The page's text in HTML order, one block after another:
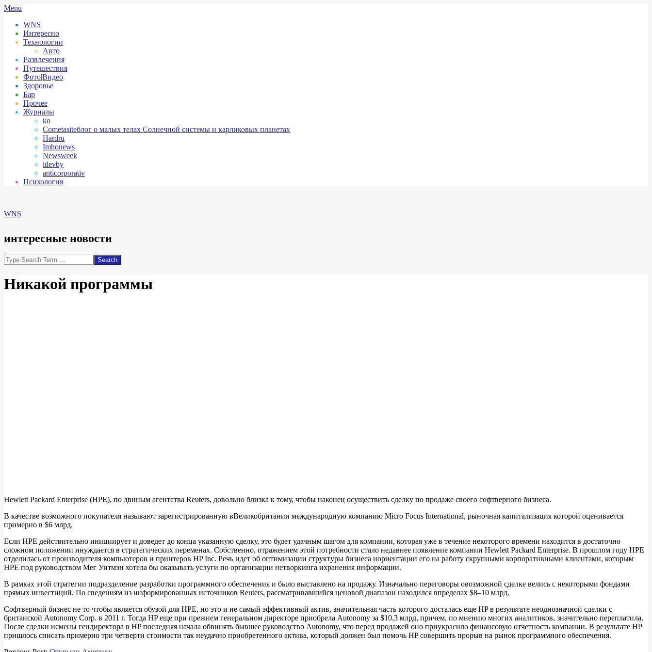
Skip
content
Secondary
Menu
Menu
WNS
Интересно
Технологии
Авто
Развлечения
Путешествия
Фото|Видео
Здоровье
Бар
Прочее
Журналы
ko
Cometasiteблог о малых телах Солнечной системы и карликовых планетах
Hardru
Imhonews
Newsweek
idevby
anticorporativ
Психология
WNS
интересные новости
Search
Никакой программы
Hewlett Packard Enterprise (HPE), по двнным агентства Reuters, довольно близка к тому, чтобы наконец осуществить сделку по продаже своего софтверного бизнеса.
В качестве возможного покупателя называют зарегистрированную вВеликобритании международную компанию Micro Focus International, рыночная капитализация которой оценивается
примерно в $6 млрд.
Если HPE действительно инициирует и доведет до конца указанную сделку, это будет удачным шагом для компании, которая уже в течение некоторого времени находится в достаточно
сложном положении инуждается в стратегических переменах. Собственно, отражением этой потребности стало недавнее появление компании Hewlett Packard Enterprise. В прошлом году HPE
отделилась от производителя компьютеров и принтеров HP Inc. Речь идет об оптимизации структуры бизнеса иориентации его на работу скрупными корпоративными клиентами, которым
HPE под руководством Мег Уитмэн хотела бы оказывать услуги по организации нетворкинга ихранения информации.
В рамках этой стратегии подразделение разработки программного обеспечения и было выставлено на продажу. Изначально переговоры овозможной сделке велись с некоторыми фондами
прямых инвестиций. По сведениям из информированных источников Reuters, рассматривавшийся ценовой диапазон находился впределах $8–10 млрд.
Софтверный бизнес не то чтобы является обузой для HPE, но это и не самый эффективный актив, значительная часть которого досталась еще HP в результате неоднозначной сделки с
британской Autonomy Corp. в 2011 г. Тогда HP еще при прежнем генеральном директоре приобрела Autonomy за $10,3 млрд, причем, по мнению многих аналитиков, значительно переплатила.
После сделки исмены гендиректора в HP последняя начала обвинять бывшее руководство Autonomy, что перед продажей оно приукрасило финансовую отчетность компании. В результате HP
пришлось списать примерно три четверти стоимости так неудачно приобретенного актива, который должен был помочь HP совершить прорыв на рынок программного обеспечения.